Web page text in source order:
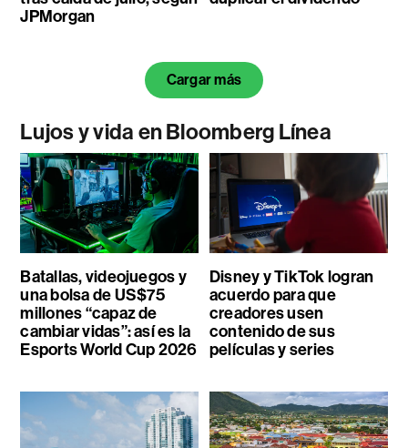
JPMorgan
Cargar más
Lujos y vida en Bloomberg Línea
Batallas, videojuegos y
una bolsa de US$75
millones “capaz de
cambiar vidas”: así es la
Esports World Cup 2026
Disney y TikTok logran
acuerdo para que
creadores usen
contenido de sus
películas y series